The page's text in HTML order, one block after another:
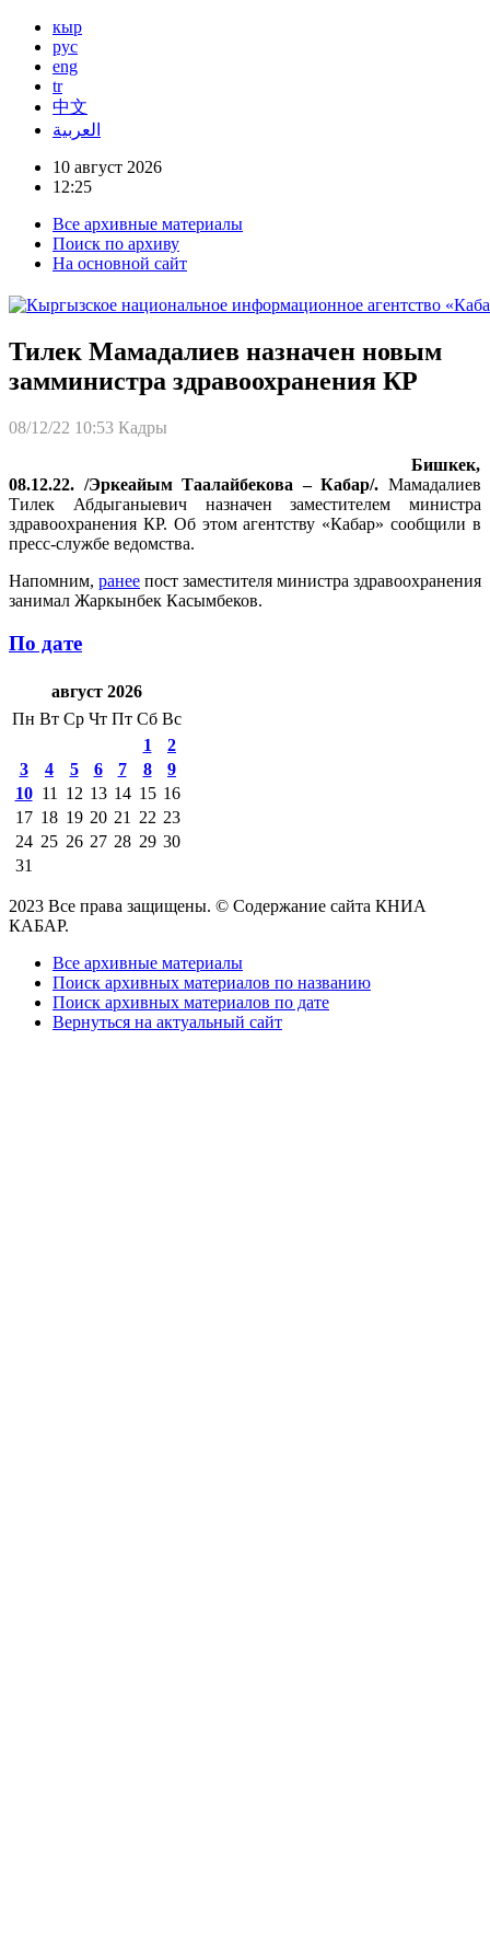
кыр
рус
eng
tr
中文
العربية
10 август 2026
12:25
Все архивные материалы
Поиск по архиву
На основной сайт
Тилек Мамадалиев назначен новым
замминистра здравоохранения КР
08/12/22 10:53 Кадры
Бишкек,
08.12.22. /Эркеайым Таалайбекова – Кабар/. Мамадалиев
Тилек Абдыганыевич назначен заместителем министра
здравоохранения КР. Об этом агентству «Кабар» сообщили в
пресс-службе ведомства.
Напомним, ранее пост заместителя министра здравоохранения
занимал Жаркынбек Касымбеков.
По дате
август 2026
Пн Вт Ср Чт Пт Сб Вс
1
2
3
4 5 6 7 8
9
10 11 12 13 14 15 16
17 18 19 20 21 22 23
24 25 26 27 28 29 30
31
2023 Все права защищены. © Содержание сайта КНИА
КАБАР.
Все архивные материалы
Поиск архивных материалов по названию
Поиск архивных материалов по дате
Вернуться на актуальный сайт